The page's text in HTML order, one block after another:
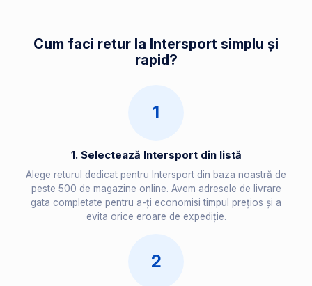
Cum faci retur la Intersport simplu și
rapid?
1
1. Selectează Intersport din listă
Alege returul dedicat pentru Intersport din baza noastră de
peste 500 de magazine online. Avem adresele de livrare
gata completate pentru a-ți economisi timpul prețios și a
evita orice eroare de expediție.
2